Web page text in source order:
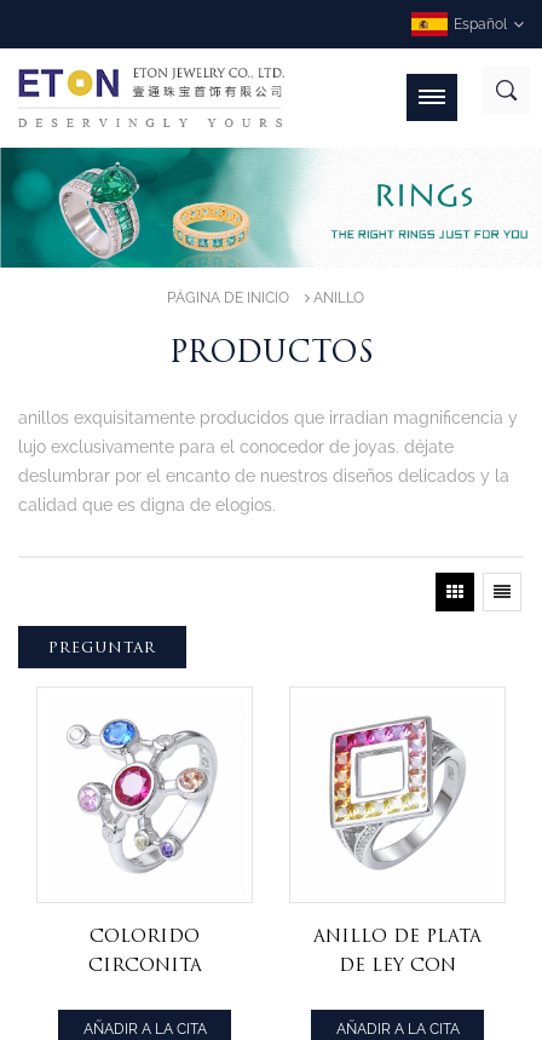
Español
PÁGINA DE INICIO ANILLO
PRODUCTOS
anillos exquisitamente producidos que irradian magnificencia y
lujo exclusivamente para el conocedor de joyas. déjate
deslumbrar por el encanto de nuestros diseños delicados y la
calidad que es digna de elogios.
PREGUNTAR
Colorido
circonita
esterlina arco
AÑADIR A LA CITA
anillo de plata
de ley con
y rodio con
AÑADIR A LA CITA